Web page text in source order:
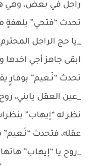
راجل في بعض، وهي
تحدث “فتحي” بلهفةٍ
_يا حج الراجل
ابقى جاهز أجي اخدها
تحدث “نَـعيم” بوقارٍ
_عين العقل يابني،
نظر له “إيهاب”
عقله، فتحدث “نَـعيم”
_روح يا “إيهاب”